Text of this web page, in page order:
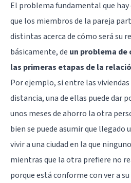
El problema fundamental que
que los miembros de la pareja
distintas acerca de cómo será su
básicamente, de un problema
las primeras etapas de la
Por ejemplo, si entre las
distancia, una de ellas puede dar
unos meses de ahorro la otra
bien se puede asumir que llegado
vivir a una ciudad en la que
mientras que la otra prefiere no
porque está conforme con ver a